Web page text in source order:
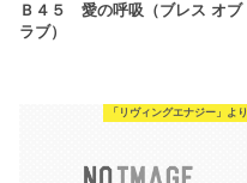
Ｂ４５ 愛の呼吸（ブレス オブ
ラブ）
「リヴィングエナジー」より